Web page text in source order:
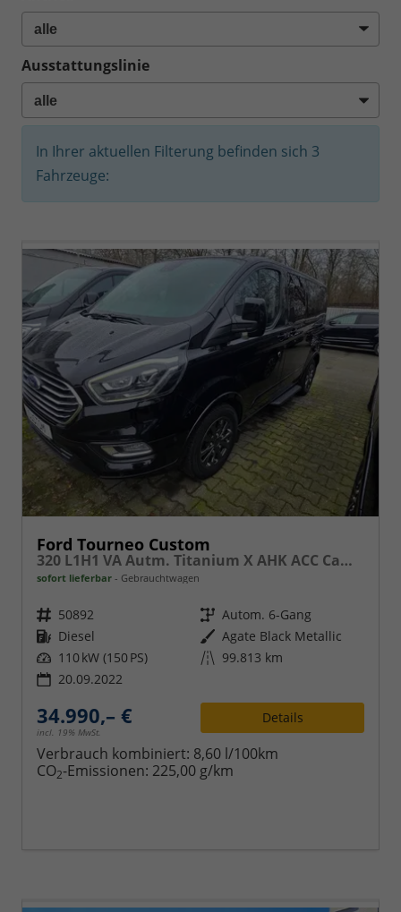
Ausstattungslinie
In Ihrer aktuellen Filterung befinden sich 3
Fahrzeuge:
Ford Tourneo Custom
320 L1H1 VA Autm. Titanium X AHK ACC Camera
sofort lieferbar Gebrauchtwagen
Fahrzeugnr. 50892 Getriebe Autom. 6-Gang
Kraftstoff Diesel Außenfarbe Agate Black Metallic
Leistung 110 kW (150 PS) Kilometerstand 99.813 km
20.09.2022
34.990,– €
incl. 19% MwSt.
Details
Verbrauch kombiniert: 8,60 l/100km
CO2-Emissionen: 225,00 g/km